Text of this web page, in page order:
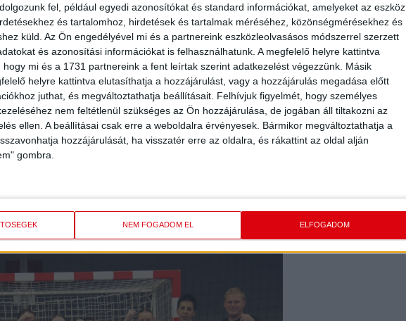
fel, például egyedi azonosítókat és standard információkat, amelyeket az eszköz
és tartalomhoz, hirdetések és tartalmak méréséhez, közönségmérésekhez és
küld. Az Ön engedélyével mi és a partnereink eszközleolvasásos módszerrel szerzett
és azonosítási információkat is felhasználhatunk. A megfelelő helyre kattintva
hogy mi és a 1731 partnereink a fent leírtak szerint adatkezelést végezzünk. Másik
helyre kattintva elutasíthatja a hozzájárulást, vagy a hozzájárulás megadása előtt
juthat, és megváltoztathatja beállításait. Felhívjuk figyelmét, hogy személyes
nem feltétlenül szükséges az Ön hozzájárulása, de jogában áll tiltakozni az
ellen. A beállításai csak erre a weboldalra érvényesek. Bármikor megváltoztathatja a
hozzájárulását, ha visszatér erre az oldalra, és rákattint az oldal alján
gombra.
NEM FOGADOM EL ELFOGADOM
is akadt a négyes döntőbe jutásért. A Ferencváros
Trade Szeged is, amely 17 góllal győzte le hazai pályán
vereségbe, majd a Ferencváros ellen sem sikerült
találtak legyőzőre a debreceniek. A kulcsmérkőzés a
meg Márián Blanka csapata, majd az ebből szerzett
vállra a Népligeti Faházban a Ferencvárost (33-26 ide),
hazai pályán kikapjon – 2022. októberében volt utoljára
végző Kozármisleny ellen játszanak az elődöntőben, a
stáb vezetésével és amiért küzdöttek, harcoltak,
a hab az idei év nagyszerű tortáján!